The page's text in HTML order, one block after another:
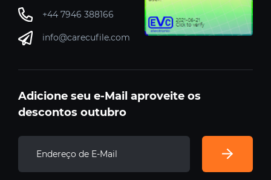
+44 7946 388166
info@carecufile.com
Adicione seu e-Mail aproveite os
descontos outubro